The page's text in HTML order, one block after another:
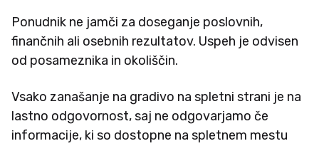
Ponudnik ne jamči za doseganje poslovnih,
finančnih ali osebnih rezultatov. Uspeh je odvisen
od posameznika in okoliščin.
Vsako zanašanje na gradivo na spletni strani je na
lastno odgovornost, saj ne odgovarjamo če
informacije, ki so dostopne na spletnem mestu